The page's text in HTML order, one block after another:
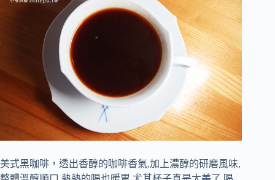
美式黑咖啡，透出香醇的咖啡香氣,加上濃醇的研磨風味,